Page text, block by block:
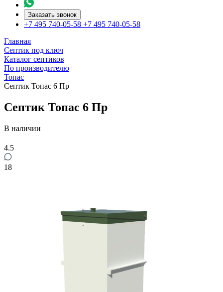
Заказать звонок
+7 495 740-05-58 +7 495 740-05-58
Главная
Септик под ключ
Каталог септиков
По производителю
Топас
Септик Топас 6 Пр
Септик Топас 6 Пр
В наличии
4.5
18